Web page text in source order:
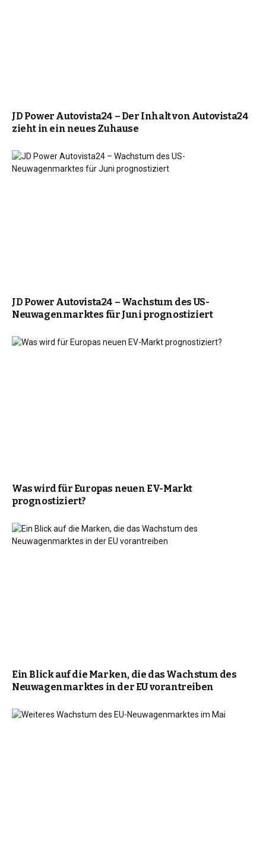
JD Power Autovista24 – Der Inhalt von Autovista24
zieht in ein neues Zuhause
JD Power Autovista24 – Wachstum des US-
Neuwagenmarktes für Juni prognostiziert
Was wird für Europas neuen EV-Markt
prognostiziert?
Ein Blick auf die Marken, die das Wachstum des
Neuwagenmarktes in der EU vorantreiben